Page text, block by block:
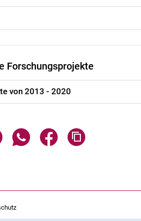
Forschungsprojekte
von 2013 - 2020
Seite über E-Mail teilen
Seite über WhatsApp teilen
Seite über Facebook